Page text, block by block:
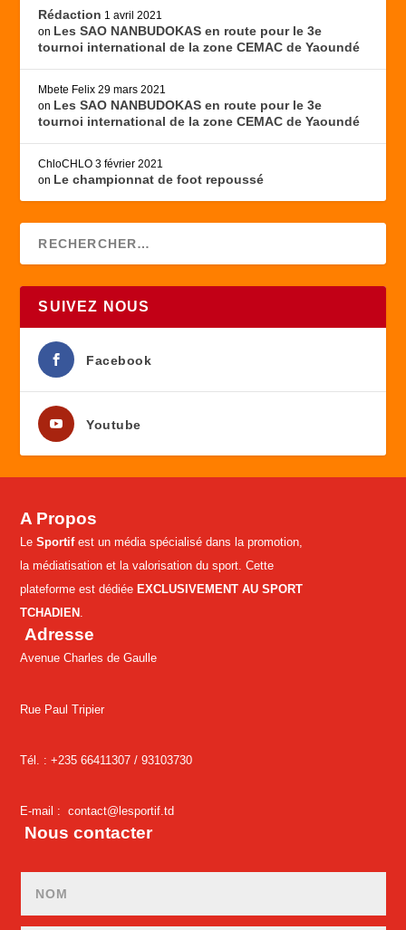
Rédaction 1 avril 2021
on Les SAO NANBUDOKAS en route pour le 3e
tournoi international de la zone CEMAC de Yaoundé
Mbete Felix 29 mars 2021
on Les SAO NANBUDOKAS en route pour le 3e
tournoi international de la zone CEMAC de Yaoundé
ChloCHLO 3 février 2021
on Le championnat de foot repoussé
SUIVEZ NOUS
Facebook
Youtube
A Propos
LeSportifest un média spécialisé dans la promotion,
la médiatisation et la valorisation du sport. Cette
plateforme est dédiée EXCLUSIVEMENT AU SPORT
TCHADIEN .
Adresse
Avenue Charles de Gaulle
Rue Paul Tripier
Tél. : +235 66411307 /93103730
E-mail :contact@lesportif.td
Nous contacter